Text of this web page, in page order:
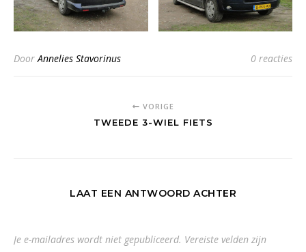
DoorAnnelies Stavorinus 0 reacties
VORIGE
TWEEDE 3-WIEL FIETS
LAAT EEN ANTWOORD ACHTER
Je e-mailadres wordt niet gepubliceerd. Vereiste velden zijn